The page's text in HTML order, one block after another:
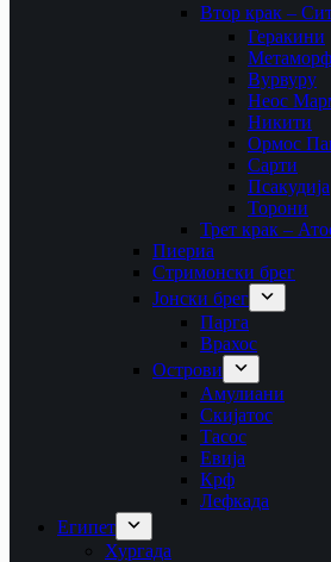
Втор крак –
Геракини
Вурвуру
Неос
Никити
Ормос
Сарти
Псакудија
Торони
Трет крак –
Пиериа
Стримонски брег
Јонски брег
Парга
Врахос
Острови
Амулиани
Скијатос
Тасос
Евија
Крф
Лефкада
Египет
Хургада